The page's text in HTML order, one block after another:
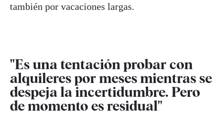
también por vacaciones largas.
"Es una tentación probar con
alquileres por meses mientras se
despeja la incertidumbre. Pero
de momento es residual"